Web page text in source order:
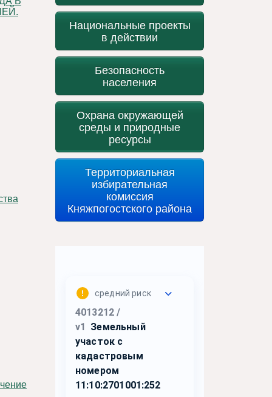
Национальные проекты
в действии
Безопасность
населения
Охрана окружающей
среды и природные
ресурсы
Территориальная
избирательная
комиссия
Княжпогостского района